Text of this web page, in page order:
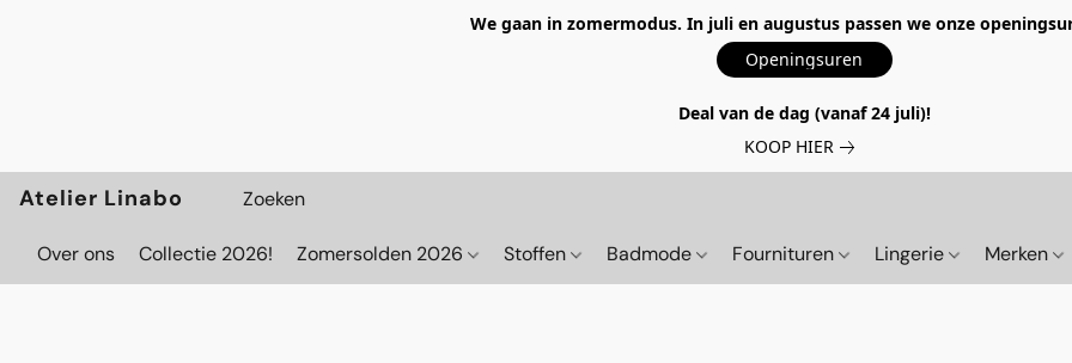
We gaan in zomermodus. In juli en augustus passen we onze
Openingsuren
Deal van de dag (vanaf 24 juli)!
KOOP HIER
Atelier Linabo
Over ons Collectie 2026! Zomersolden 2026 Stoffen Badmode Fournituren Lingerie Merken